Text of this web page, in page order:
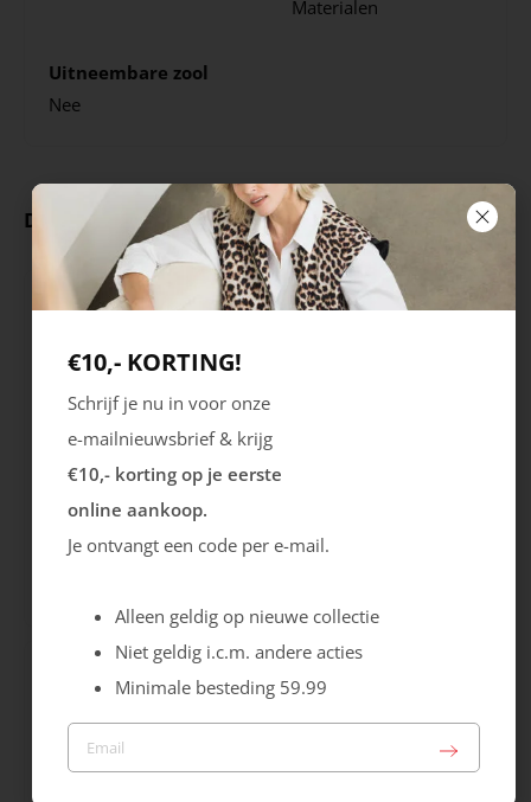
Materialen
Uitneembare zool
Nee
Deze producten ga je leuk vinden
City Stride
149.99
€10,- KORTING!
Schrijf je nu in voor onze
e-mailnieuwsbrief & krijg
€10,- korting op je eerste
online aankoop.
Je ontvangt een code per e-mail.
Alleen geldig op nieuwe collectie
Niet geldig i.c.m. andere acties
Minimale besteding 59.99